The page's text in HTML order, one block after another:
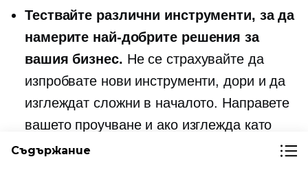
Тествайте различни инструменти, за да
намерите най-добрите решения за
вашия бизнес. Не се страхувайте да
изпробвате нови инструменти, дори и да
изглеждат сложни в началото. Направете
вашето проучване и ако изглежда като
нещо, от което вашият магазин може да
Съдържание